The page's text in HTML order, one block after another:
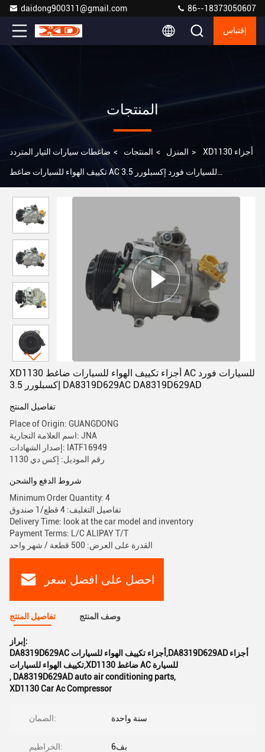
daidong900311@gmail.com 86--18373050607
إقتباس
المنتجات
المنزل > المنتجات > ضاغطات سيارات التيار المتردد > XD1130 أجزاء
تكييف الهواء للسيارات ضاغط AC للسيارات فورد إكسبلورر 3.5
XD1130 أجزاء تكييف الهواء للسيارات ضاغط AC للسيارات فورد
إكسبلورر 3.5 DA8319D629AC DA8319D629AD
تفاصيل المنتج
Place of Origin: GUANGDONG
اسم العلامة التجارية: JNA
إصدار الشهادات: IATF16949
رقم الموديل: إكس دي 1130
شروط الدفع والشحن
Minimum Order Quantity: 4
تفاصيل التغليف: 4 قطع/1 صندوق
Delivery Time: look at the car model and inventory
Payment Terms: L/C ALIPAY T/T
القدرة على العرض: 500 قطعة / شهر واحد
احصل على افضل سعر
تفاصيل المنتج وصف المنتج
إبراز:
DA8319D629AC أجزاء تكييف الهواء للسيارات,DA8319D629AD أجزاء
تكييف الهواء للسيارات,XD1130 ضاغط AC للسيارة
, DA8319D629AD auto air conditioning parts,
XD1130 Car Ac Compressor
الضمان: سنة واحدة
الخراطيم: بف6